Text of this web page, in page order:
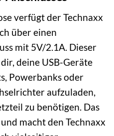
verfügt der Technaxx
über einen
mit 5V/2.1A. Dieser
deine USB-Geräte
Powerbanks oder
aufzuladen,
zu benötigen. Das
macht den Technaxx